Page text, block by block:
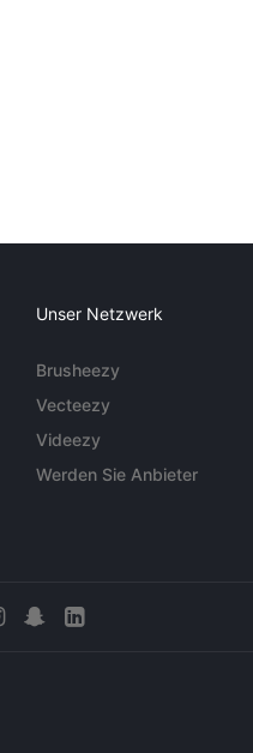
Unser Netzwerk
Brusheezy
Vecteezy
Videezy
Werden Sie Anbieter